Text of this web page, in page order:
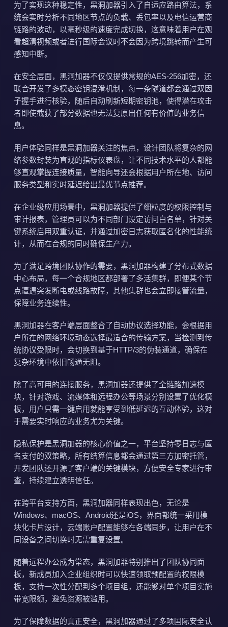
为了实现这种稳定性，黑洞加器引入了自适应路由算法，系
统会实时分析不同地区节点的负载、丢包率以及电信运营商
链路的波动，以毫秒级的速度完成切换，这意味着用户在观
看超清视频或者进行国际会议时不会因为跨境跳转而产生可
感知中断。
在安全层面，黑洞加器不仅仅提供常规的AES-256加密，还
联合开发了多模态密钥混淆机制，每一条隧道都会通过双因
子握手进行核验，随后自动刷新短期密钥池，使得潜在攻击
者即使截获了部分数据也无法复原出任何有价值的业务信
息。
用户体验同样是黑洞加器关注的焦点，设计团队将复杂的网
络参数封装为直观的指标仪表盘，让不同技术水平的人都能
够直观掌握连接质量，智能向导还会根据用户所在地、访问
服务类型和实时延迟给出最优节点推荐。
在企业级应用场景中，黑洞加器提供了细粒度的权限控制与
审计报表，管理员可以为不同部门设定访问白名单，针对关
键系统启用双重认证，并通过加密日志获取匿名化的性能统
计，从而在合规的同时确保生产力。
为了满足跨境团队协作的需要，黑洞加器构建了分布式数据
中心布局，每一个合规地区都部署了多活集群，即便某个节
点遭遇突发断电或线路故障，其他集群也会立即接管流量，
保障业务连续性。
黑洞加器在客户端层面整合了自动协议选择功能，会根据用
户所在的网络环境动态选择最适合的传输方案，当检测到传
统协议受限时，会切换到基于HTTP/3的伪装通道，确保在
复杂环境中依旧畅通无阻。
除了高可用的连接服务，黑洞加器还提供了全链路加速模
块，针对游戏、流媒体和远程办公等场景分别设置了优化模
板，用户只需一键启用就能享受到低延迟的互动体验，这对
于需要实时响应的业务尤为关键。
隐私保护是黑洞加器的核心价值之一，平台坚持零日志与匿
名支付的双策略，所有结算信息都会通过第三方加密托管，
开发团队还开源了客户端的关键模块，方便安全专家进行审
查，持续建立透明信任。
在跨平台支持方面，黑洞加器同样表现出色，无论是
Windows、macOS、Android还是iOS，界面都统一采用模
块化卡片设计，云端账户配置能够在各端同步，让用户在不
同设备之间切换时无需重复设置。
随着远程办公成为常态，黑洞加器特别推出了团队协同面
板，新成员加入企业组织时可以快速领取预配置的权限模
板，支持一次性分配到多个项目组，还能够对单个项目实施
带宽限额，避免资源被滥用。
为了保障数据的真正安全，黑洞加器通过了多项国际安全认